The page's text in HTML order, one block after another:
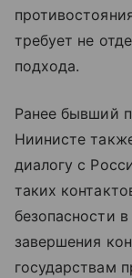
требует не
подхода.
Ранее бывший
Ниинисте
диалогу с
таких
безопасности
завершения
государствам